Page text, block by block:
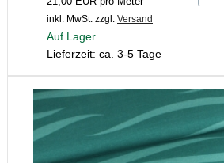
inkl. MwSt. zzgl. Versand
Auf Lager
Lieferzeit: ca. 3-5 Tage